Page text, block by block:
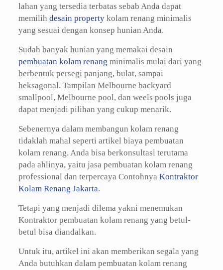
lahan yang tersedia terbatas sebab Anda dapat
memilih desain propertykolam renang minimalis
yang sesuai dengan konsep hunian Anda.
Sudah banyak hunian yang memakai desain
pembuatan kolam renang minimalis mulai dari yang
berbentuk persegi panjang, bulat, sampai
heksagonal. Tampilan Melbourne backyard
smallpool, Melbourne pool, dan weels pools juga
dapat menjadi pilihan yang cukup menarik.
Sebenernya dalam membangun kolam renang
tidaklah mahal seperti artikel biaya pembuatan
kolam renang. Anda bisa berkonsultasi terutama
pada ahlinya, yaitu jasa pembuatan kolam renang
professional dan terpercaya Contohnya Kontraktor
Kolam Renang Jakarta.
Tetapi yang menjadi dilema yakni menemukan
Kontraktor pembuatan kolam renang yang betul-
betul bisa diandalkan.
Untuk itu, artikel ini akan memberikan segala yang
Anda butuhkan dalam pembuatan kolam renang